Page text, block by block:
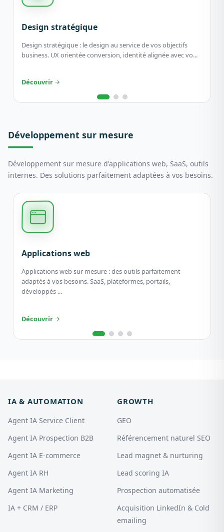
Design stratégique
Design stratégique : le design au service de vos objectifs
business. UX orientée conversion, identité alignée avec vo...
Découvrir
Développement sur mesure
Développement sur mesure d'applications web, SaaS, outils
internes. Des solutions parfaitement adaptées à vos besoins.
Applications web
Applications web sur mesure : des outils parfaitement
adaptés à vos besoins. SaaS, plateformes, portails,
développés ...
Découvrir
IA & AUTOMATION
Agent IA Service Client
Agent IA Prospection B2B
Agent IA E-commerce
Agent IA RH
Agent IA Marketing
IA + CRM / ERP
GROWTH
GEO
Référencement naturel SEO
Lead magnet & nurturing
Lead scoring IA
Prospection automatisée
Acquisition LinkedIn & Cold
emailing